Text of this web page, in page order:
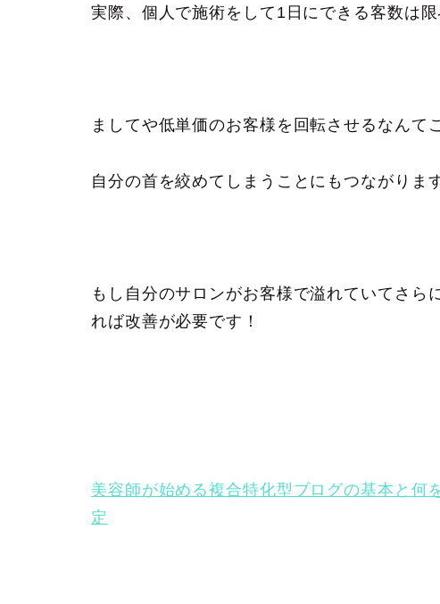
実際、個人で施術をして1日にできる客数は
ましてや低単価のお客様を回転させるなんて
自分の首を絞めてしまうことにもつながりま
もし自分のサロンがお客様で溢れていてさら
れば改善が必要です！
美容師が始める複合特化型ブログの基本と何
定